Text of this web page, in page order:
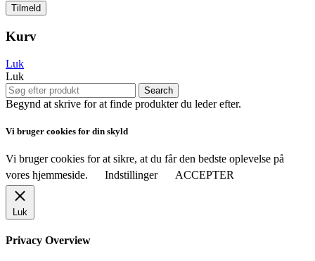
Kurv
Luk
Luk
Search
Begynd at skrive for at finde produkter du leder efter.
Vi bruger cookies for din skyld
Vi bruger cookies for at sikre, at du får den bedste oplevelse på
vores hjemmeside.
Indstillinger ACCEPTER
Luk
Privacy Overview